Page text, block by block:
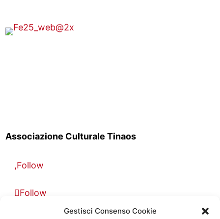
Gestisci Consenso Cookie
Associazione Culturale Tinaos
Follow
Follow